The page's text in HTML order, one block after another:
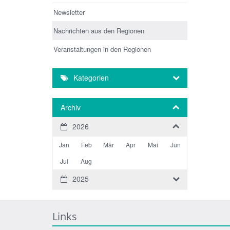
Newsletter
Nachrichten aus den Regionen
Veranstaltungen in den Regionen
Kategorien
Archiv
2026
Jan Feb Mär Apr Mai
Jun
Jul
Aug
2025
Links